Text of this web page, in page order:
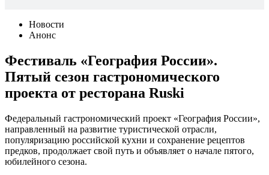
Новости
Анонс
Фестиваль «География России».
Пятый сезон гастрономического
проекта от ресторана Ruski
Федеральный гастрономический проект «География России»,
направленный на развитие туристической отрасли,
популяризацию российской кухни и сохранение рецептов
предков, продолжает свой путь и объявляет о начале пятого,
юбилейного сезона.